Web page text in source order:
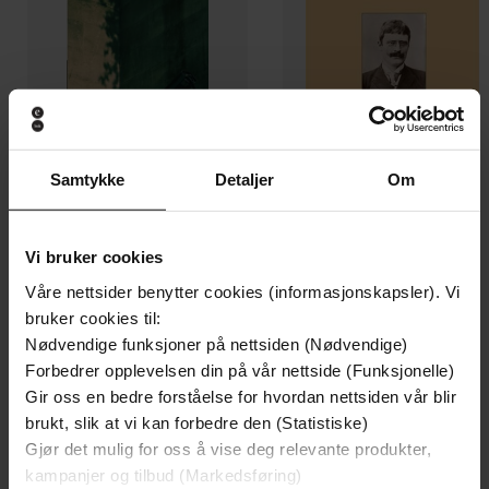
Samtykke Detaljer Om
Vi bruker cookies
Våre nettsider benytter cookies (informasjonskapsler). Vi
bruker cookies til:
Nødvendige funksjoner på nettsiden (Nødvendige)
Forbedrer opplevelsen din på vår nettside (Funksjonelle)
Gir oss en bedre forståelse for hvordan nettsiden vår blir
brukt, slik at vi kan forbedre den (Statistiske)
Gjør det mulig for oss å vise deg relevante produkter,
kampanjer og tilbud (Markedsføring)
199,-
Nittenåttifire
George Orwell
EBOK
149,-
Knut Hamsun
EBOK